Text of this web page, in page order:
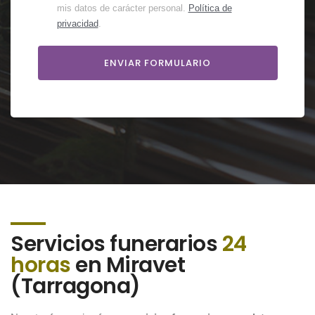
mis datos de carácter personal. Política de
privacidad.
Servicios funerarios24
horasen Miravet
(Tarragona)